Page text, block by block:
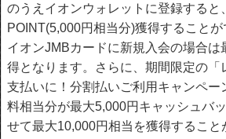
のうえイオンウォレットに登録すると
POINT(5,000円相当分)獲得することが
イオンJMBカードに新規入会の場合は
得となります。さらに、期間限定の「
支払いに！分割払いご利用キャンペー
料相当分が最大5,000円キャッシュバ
せて最大10,000円相当を獲得すること